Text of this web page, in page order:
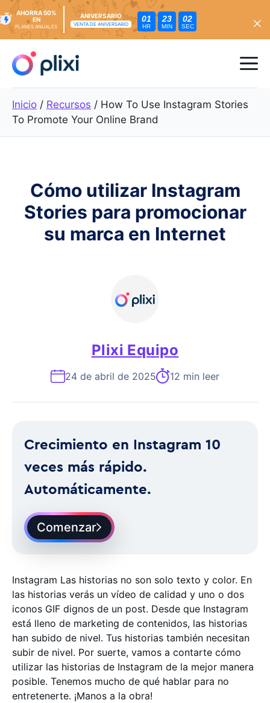
contenido
AHORRA 50%
EN
PLANES ANUALES
ANIVERSARIO
VENTA DE ANIVERSARIO
01
HR
23
MIN
01
SEC
Inicio / Recursos / How To Use Instagram Stories
To Promote Your Online Brand
Cómo utilizar Instagram
Stories para promocionar
su marca en Internet
Plixi Equipo
24 de abril de 2025 12 min leer
Crecimiento en Instagram 10
veces más rápido.
Automáticamente.
Comenzar
Instagram Las historias no son solo texto y color. En
las historias verás un vídeo de calidad y uno o dos
iconos GIF dignos de un post. Desde que Instagram
está lleno de marketing de contenidos, las historias
han subido de nivel. Tus historias también necesitan
subir de nivel. Por suerte, vamos a contarte cómo
utilizar las historias de Instagram de la mejor manera
posible. Tenemos mucho de qué hablar para no
entretenerte. ¡Manos a la obra!